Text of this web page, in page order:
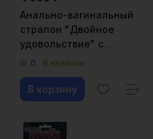
Анально-вагинальный
страпон "Двойное
удовольствие" с
вибрацией
0 В наличии
В корзину